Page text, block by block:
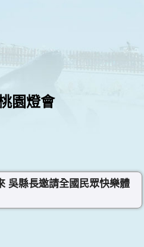
園燈會
吳縣長邀請全國民眾快樂體